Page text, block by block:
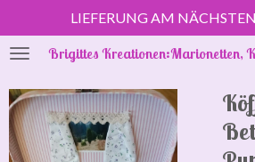
Hauptinhalt
springen
LIEFERUNG AM